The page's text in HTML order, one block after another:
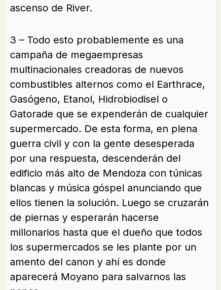
ascenso de River.
3 – Todo esto probablemente es una
campaña de megaempresas
multinacionales creadoras de nuevos
combustibles alternos como el Earthrace,
Gasógeno, Etanol, Hidrobiodisel o
Gatorade que se expenderán de cualquier
supermercado. De esta forma, en plena
guerra civil y con la gente desesperada
por una respuesta, descenderán del
edificio más alto de Mendoza con túnicas
blancas y música góspel anunciando que
ellos tienen la solución. Luego se cruzarán
de piernas y esperarán hacerse
millonarios hasta que el dueño que todos
los supermercados se les plante por un
amento del canon y ahí es donde
aparecerá Moyano para salvarnos las